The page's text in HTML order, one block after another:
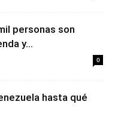
personas son
y...
0
hasta qué